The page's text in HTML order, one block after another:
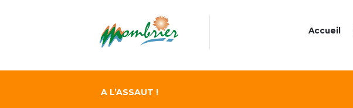
Accueil
A L’ASSAUT !